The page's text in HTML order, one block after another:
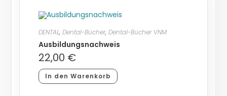
DENTAL, Dental-Bücher, Dental-Bücher VNM
Ausbildungsnachweis
22,00 €
In den Warenkorb